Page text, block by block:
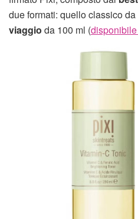
due formati: quello classico
viaggio da 100 ml (